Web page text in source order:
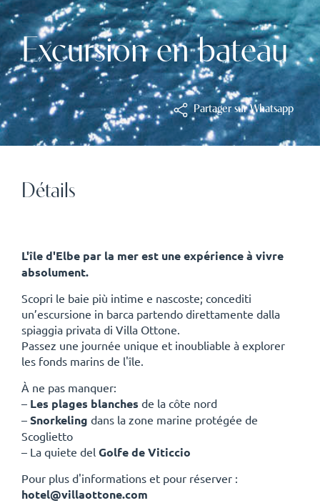
Excursion en bateau
Partager sur Whatsapp
Détails
L'île d'Elbe par la mer est une expérience à vivre
absolument.
Scopri le baie più intime e nascoste; concediti
un’escursione in barca partendo direttamente dalla
spiaggia privata di Villa Ottone.
Passez une journée unique et inoubliable à explorer
les fonds marins de l'île.
À ne pas manquer:
– Les plages blanches de la côte nord
– Snorkeling dans la zone marine protégée de
Scoglietto
– La quiete del Golfe de Viticcio
Pour plus d'informations et pour réserver :
hotel@villaottone.com